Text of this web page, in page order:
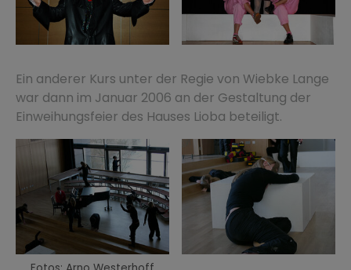
Ein anderer Kurs unter der Regie von Wiebke Lange
war dann im Januar 2006 an der Gestaltung der
Einweihungsfeier des Hauses Lioba beteiligt.